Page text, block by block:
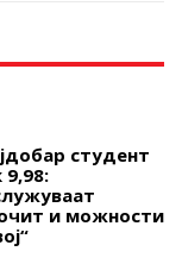
студент
и можности